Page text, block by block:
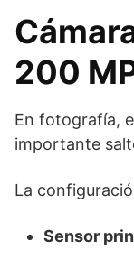
200
En fotografía,
importante
La
Sensor